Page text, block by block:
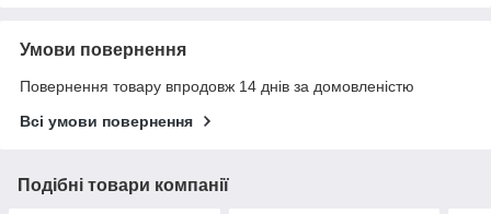
Умови повернення
Повернення товару впродовж 14 днів за домовленістю
Всі умови повернення
Подібні товари компанії